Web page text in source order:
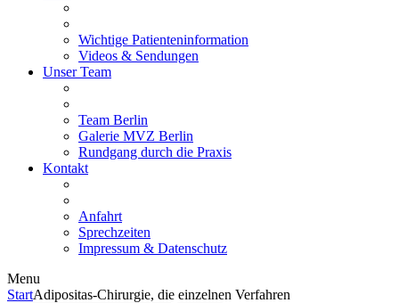
Wichtige Patienteninformation
Videos & Sendungen
Unser Team
Team Berlin
Galerie MVZ Berlin
Rundgang durch die Praxis
Kontakt
Anfahrt
Sprechzeiten
Impressum & Datenschutz
Menu
StartAdipositas-Chirurgie, die einzelnen Verfahren